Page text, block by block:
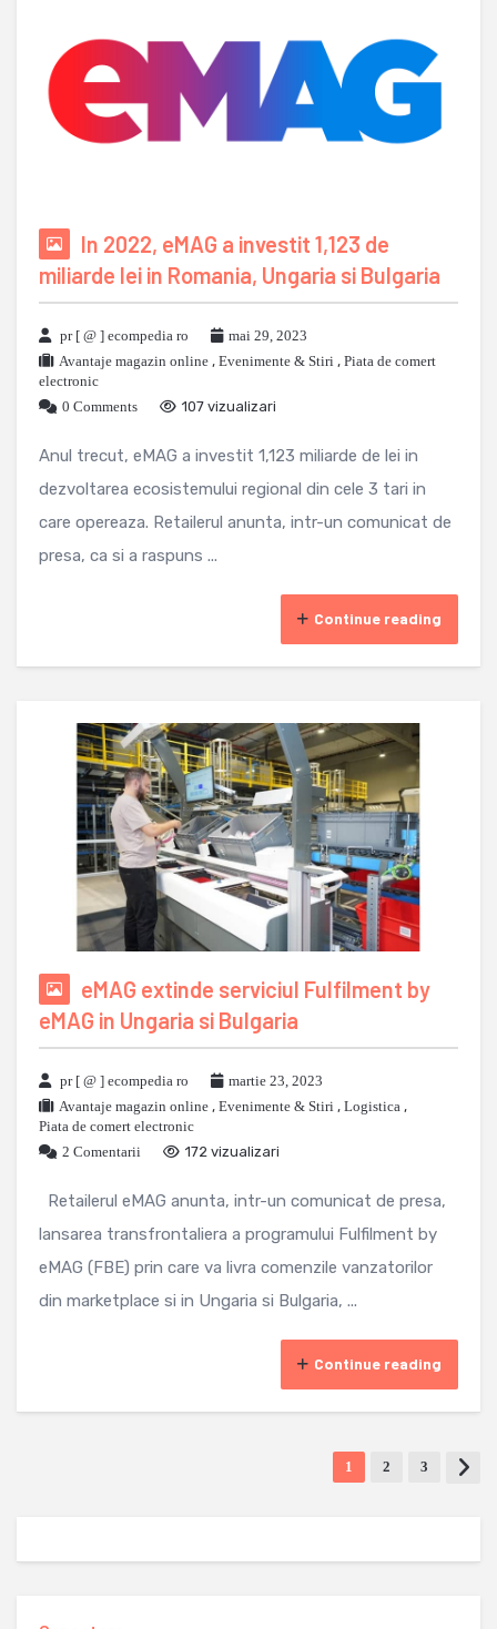
In 2022, eMAG a investit 1,123 de
miliarde lei in Romania, Ungaria si Bulgaria
pr [ @ ] ecompedia ro
mai 29, 2023
Avantaje magazin online , Evenimente & Stiri , Piata de comert
electronic
0 Comments
107 vizualizari
Anul trecut, eMAG a investit 1,123 miliarde de lei in
dezvoltarea ecosistemului regional din cele 3 tari in
care opereaza. Retailerul anunta, intr-un comunicat de
presa, ca si a raspuns ...
Continue reading
eMAG extinde serviciul Fulfilment by
eMAG in Ungaria si Bulgaria
pr [ @ ] ecompedia ro
martie 23, 2023
Avantaje magazin online , Evenimente & Stiri , Logistica ,
Piata de comert electronic
2 Comentarii
172 vizualizari
Retailerul eMAG anunta, intr-un comunicat de presa,
lansarea transfrontaliera a programului Fulfilment by
eMAG (FBE) prin care va livra comenzile vanzatorilor
din marketplace si in Ungaria si Bulgaria, ...
Continue reading
1 2 3